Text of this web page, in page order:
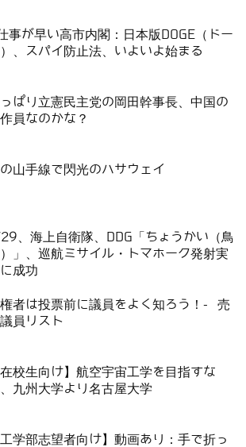
事が早い高市内閣：日本版DOGE（ドー
、スパイ防止法、いよいよ始まる
ぱり立憲民主党の岡田幹事長、中国の
員なのかな？
山手線で閃光のハサウェイ
、海上自衛隊、DDG「ちょうかい（鳥
」、巡航ミサイル・トマホーク発射実
成功
者は投票前に議員をよく知ろう！- 売
員リスト
在校生向け】航空宇宙工学を目指すな
九州大学より名古屋大学
工学部志望者向け】動画あり：手で折っ